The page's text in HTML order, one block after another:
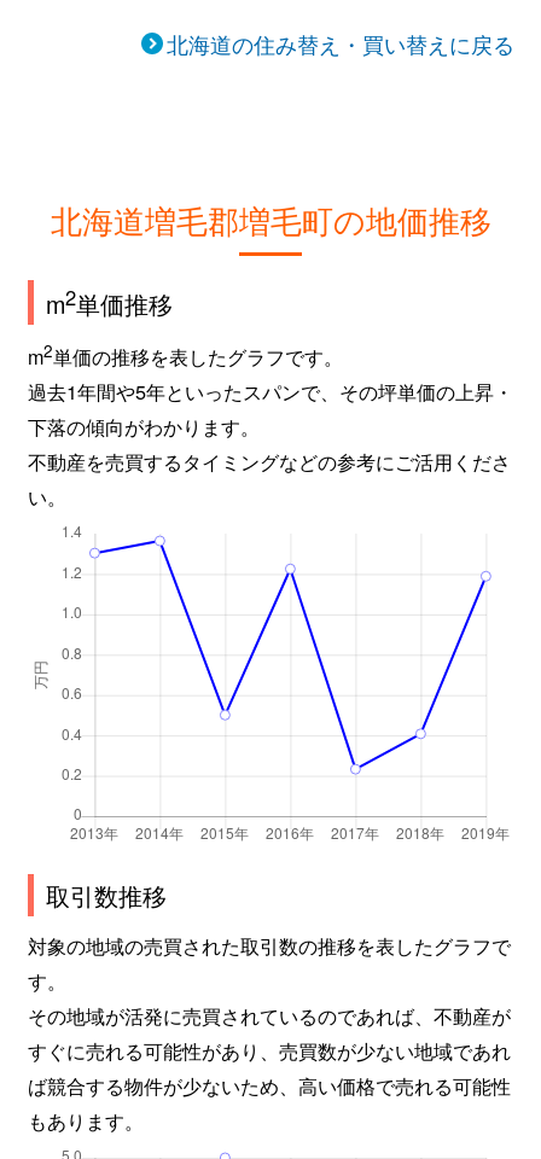
北海道の住み替え・買い替えに戻る
北海道増毛郡増毛町の地価推移
m2単価推移
m2単価の推移を表したグラフです。
過去1年間や5年といったスパンで、その坪単価の上昇・
下落の傾向がわかります。
不動産を売買するタイミングなどの参考にご活用くださ
い。
取引数推移
対象の地域の売買された取引数の推移を表したグラフで
す。
その地域が活発に売買されているのであれば、不動産が
すぐに売れる可能性があり、売買数が少ない地域であれ
ば競合する物件が少ないため、高い価格で売れる可能性
もあります。